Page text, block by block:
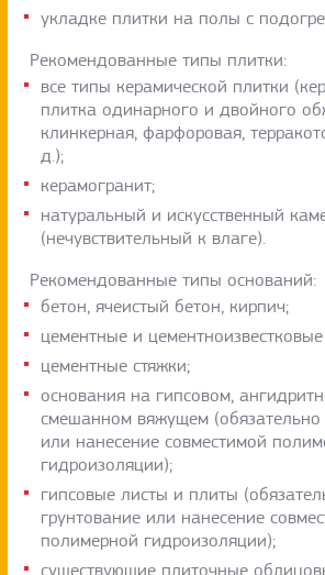
укладке плитки на полы с
Рекомендованные типы плитки:
все типы керамической плитки
плитка одинарного и двойного
клинкерная, фарфоровая,
д.);
керамогранит;
натуральный и искусственный
(нечувствительный к влаге).
Рекомендованные типы оснований:
бетон, ячеистый бетон, кирпич;
цементные и
цементные стяжки;
основания на гипсовом,
смешанном вяжущем (обязательно
или нанесение совместимой
гидроизоляции);
гипсовые листы и плиты
грунтование или нанесение
полимерной гидроизоляции);
существующие плиточные